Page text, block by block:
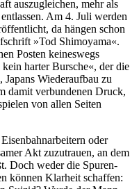
auszu­gleichen, mehr als
Am 4. Juli werden
da hängen schon
»Tod Shimo­yama«.
Posten keineswegs
harter Bursche«, der die
Wieder­aufbau zu
damit verbun­denen Druck,
von allen Seiten
oder
Akt zuzu­trauen, an dem
Doch weder die Spuren­
können Klarheit schaffen: